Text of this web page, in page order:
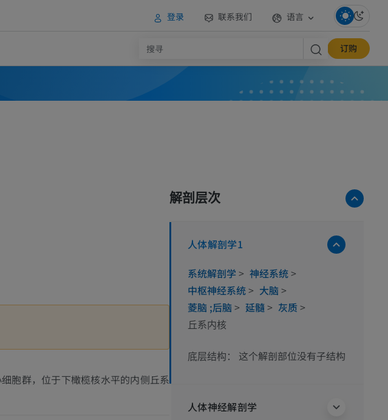
登录 联系我们 语言
订购
胞群，位于下橄榄核水平的内侧丘系
解剖层次
人体解剖学1
系统解剖学 > 神经系统>
中枢神经系统> 大脑 >
菱脑 ;后脑 > 延髓> 灰质>
丘系内核
底层结构： 这个解剖部位没有子结构
人体神经解剖学